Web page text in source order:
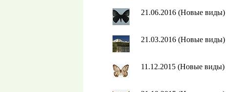
21.06.2016 (Новые виды)
21.03.2016 (Новые виды)
11.12.2015 (Новые виды)